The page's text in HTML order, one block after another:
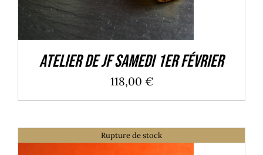
Atelier de JF Samedi 1er Février
118,00 €
Rupture de stock